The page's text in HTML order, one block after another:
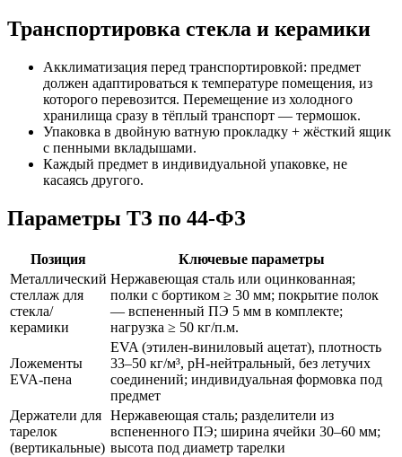
Транспортировка стекла и керамики
Акклиматизация перед транспортировкой: предмет
должен адаптироваться к температуре помещения, из
которого перевозится. Перемещение из холодного
хранилища сразу в тёплый транспорт — термошок.
Упаковка в двойную ватную прокладку + жёсткий ящик
с пенными вкладышами.
Каждый предмет в индивидуальной упаковке, не
касаясь другого.
Параметры ТЗ по 44-ФЗ
Позиция
Ключевые параметры
Металлический
стеллаж для
стекла/
керамики
Нержавеющая сталь или оцинкованная;
полки с бортиком ≥ 30 мм; покрытие полок
— вспененный ПЭ 5 мм в комплекте;
нагрузка ≥ 50 кг/п.м.
Ложементы
EVA-пена
EVA (этилен-виниловый ацетат), плотность
33–50 кг/м³, pH-нейтральный, без летучих
соединений; индивидуальная формовка под
предмет
Держатели для
тарелок
(вертикальные)
Нержавеющая сталь; разделители из
вспененного ПЭ; ширина ячейки 30–60 мм;
высота под диаметр тарелки